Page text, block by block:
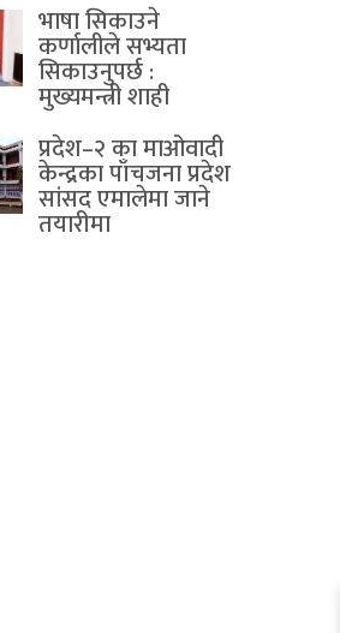
भाषा सिकाउने
कर्णालीले सभ्यता
सिकाउनुपर्छ :
मुख्यमन्त्री शाही
प्रदेश–२ का माओवादी
केन्द्रका पाँचजना प्रदेश
सांसद एमालेमा जाने
तयारीमा